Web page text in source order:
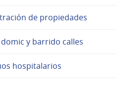
de propiedades
y barrido calles
hospitalarios